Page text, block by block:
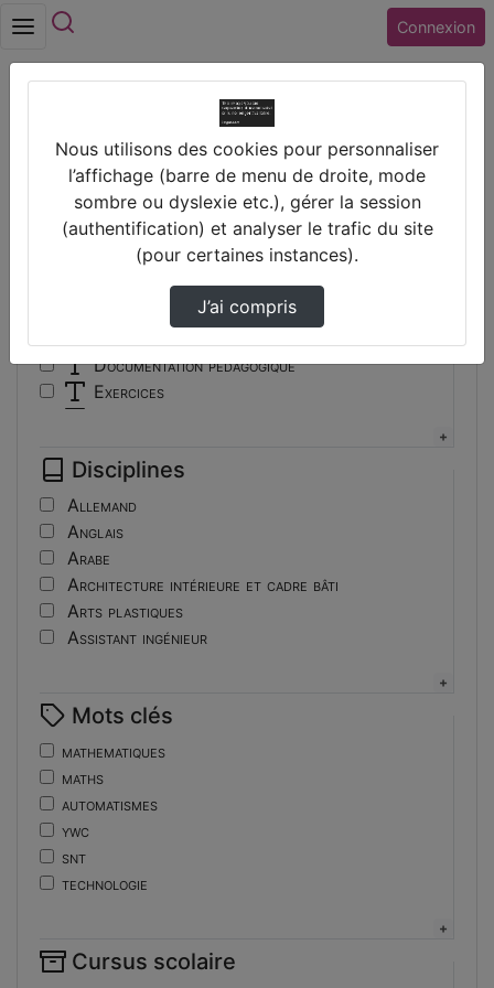
Connexion
Vidéos
Filtres
Types
Autre
Conférence
Documentation pédagogique
Exercices
Travaux d'élèves/étudiants
Tutoriel
Disciplines
Allemand
Anglais
Arabe
Architecture intérieure et cadre bâti
Arts plastiques
Assistant ingénieur
Boulangerie
Braille
Bureautique
Céramique industrielle
Chinois
Cinéma et photographie
Coiffure
Construction et réparation en carrosserie
Mots clés
mathematiques
maths
automatismes
ywc
snt
technologie
fonctions-lp
Cursus scolaire
Nous utilisons des cookies pour personnaliser
l’affichage (barre de menu de droite, mode
sombre ou dyslexie etc.), gérer la session
(authentification) et analyser le trafic du site
(pour certaines instances).
J’ai compris